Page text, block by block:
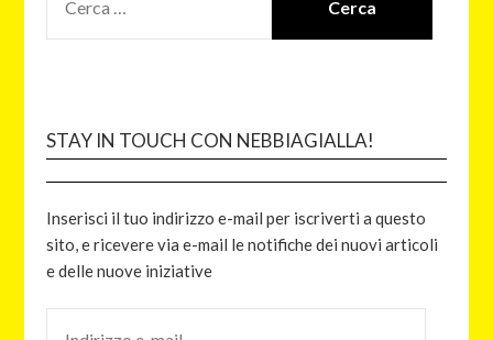
STAY IN TOUCH CON NEBBIAGIALLA!
Inserisci il tuo indirizzo e-mail per iscriverti a questo
sito, e ricevere via e-mail le notifiche dei nuovi articoli
e delle nuove iniziative